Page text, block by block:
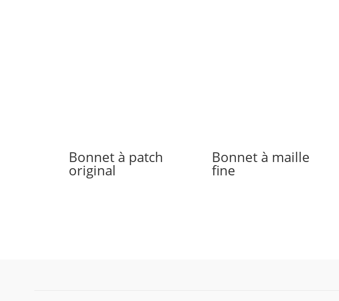
Bonnet à patch
original
Bonnet à maille
fine